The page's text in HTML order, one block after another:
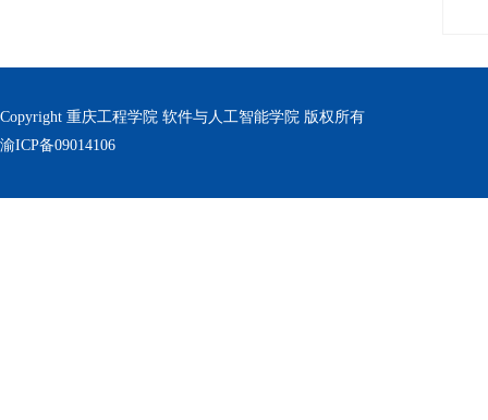
Copyright 重庆工程学院 软件与人工智能学院 版权所有
渝ICP备09014106